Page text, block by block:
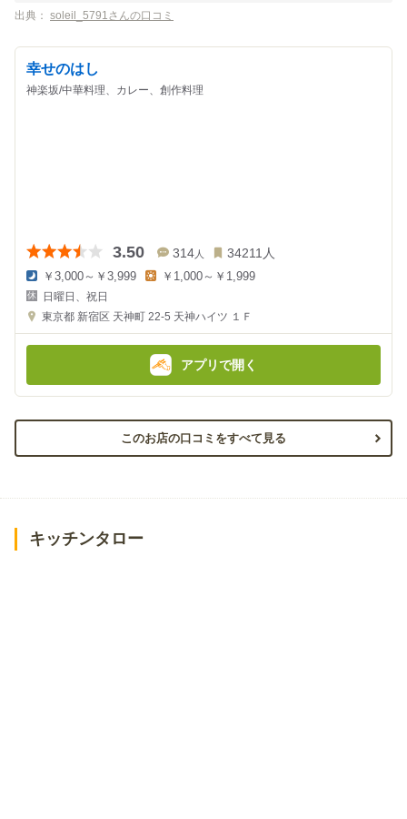
出典： soleil_5791さんの口コミ
幸せのはし
神楽坂/中華料理、カレー、創作料理
3.50 314人 34211 人
夜
の
金
￥3,000～￥3,999
金
￥1,000～￥1,999
日曜日、祝日
東京都 新宿区 天神町 22-5 天神ハイツ １Ｆ
アプリで開く
このお店の口コミをすべて見る
キッチンタロー